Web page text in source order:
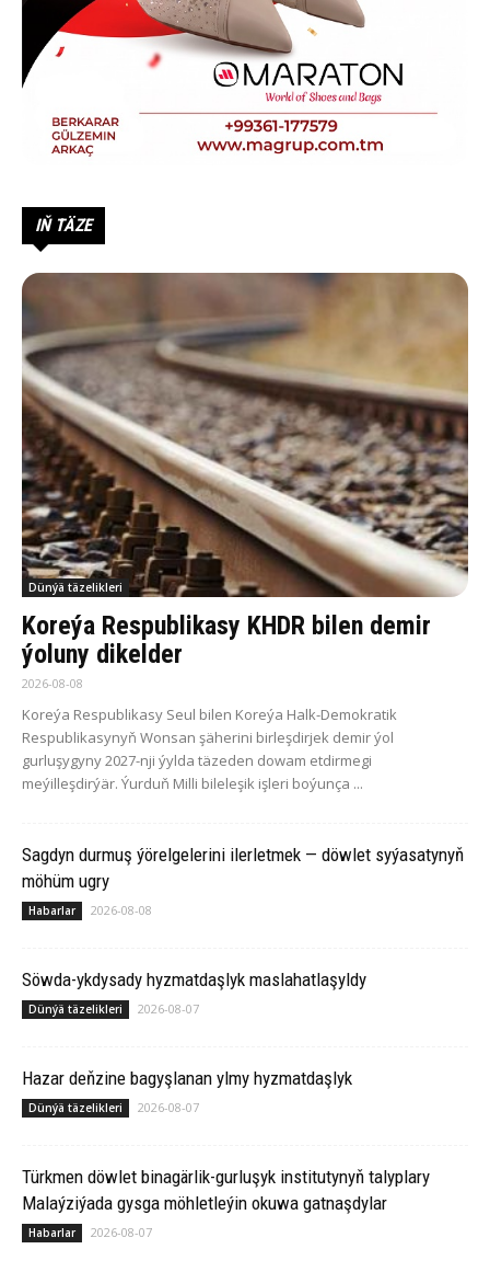
IŇ TÄZE
Dünýä täzelikleri
Koreýa Respublikasy KHDR bilen demir
ýoluny dikelder
2026-08-08
Koreýa Respublikasy Seul bilen Koreýa Halk-Demokratik
Respublikasynyň Wonsan şäherini birleşdirjek demir ýol
gurluşygyny 2027-nji ýylda täzeden dowam etdirmegi
meýilleşdirýär. Ýurduň Milli bileleşik işleri boýunça ...
Sagdyn durmuş ýörelgelerini ilerletmek — döwlet syýasatynyň
möhüm ugry
Habarlar 2026-08-08
Söwda-ykdysady hyzmatdaşlyk maslahatlaşyldy
Dünýä täzelikleri 2026-08-07
Hazar deňzine bagyşlanan ylmy hyzmatdaşlyk
Dünýä täzelikleri 2026-08-07
Türkmen döwlet binagärlik-gurluşyk institutynyň talyplary
Malaýziýada gysga möhletleýin okuwa gatnaşdylar
Habarlar 2026-08-07